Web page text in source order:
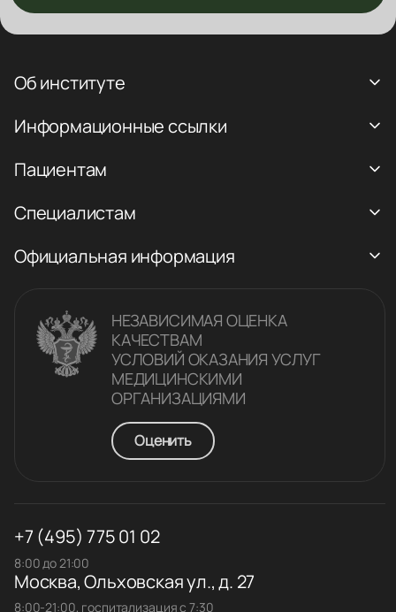
Об институте
Информационные ссылки
Пациентам
Специалистам
Официальная информация
НЕЗАВИСИМАЯ ОЦЕНКА
КАЧЕСТВАM
УСЛОВИЙ ОКАЗАНИЯ УСЛУГ
МЕДИЦИНСКИМИ
ОРГАНИЗАЦИЯМИ
Оценить
+7 (495) 775 01 02
8:00 до 21:00
Москва, Ольховская ул., д. 27
8:00-21:00, госпитализация с 7:30